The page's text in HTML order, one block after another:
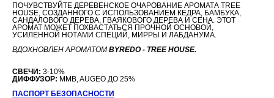
ПОЧУВСТВУЙТЕ ДЕРЕВЕНСКОЕ ОЧАРОВАНИЕ АРОМАТА TREE
HOUSE, СОЗДАННОГО С ИСПОЛЬЗОВАНИЕМ КЕДРА, БАМБУКА,
САНДАЛОВОГО ДЕРЕВА, ГВАЯКОВОГО ДЕРЕВА И СЕНА. ЭТОТ
АРОМАТ МОЖЕТ ПОХВАСТАТЬСЯ ПРОЧНОЙ ОСНОВОЙ,
УСИЛЕННОЙ НОТАМИ СПЕЦИЙ, МИРРЫ И ЛАБДАНУМА.
ВДОХНОВЛЕН АРОМАТОМ BYREDO - TREE HOUSE.
СВЕЧИ: 3-10%
ДИФФУЗОР: MMB, AUGEO ДО 25%
ПАСПОРТ БЕЗОПАСНОСТИ